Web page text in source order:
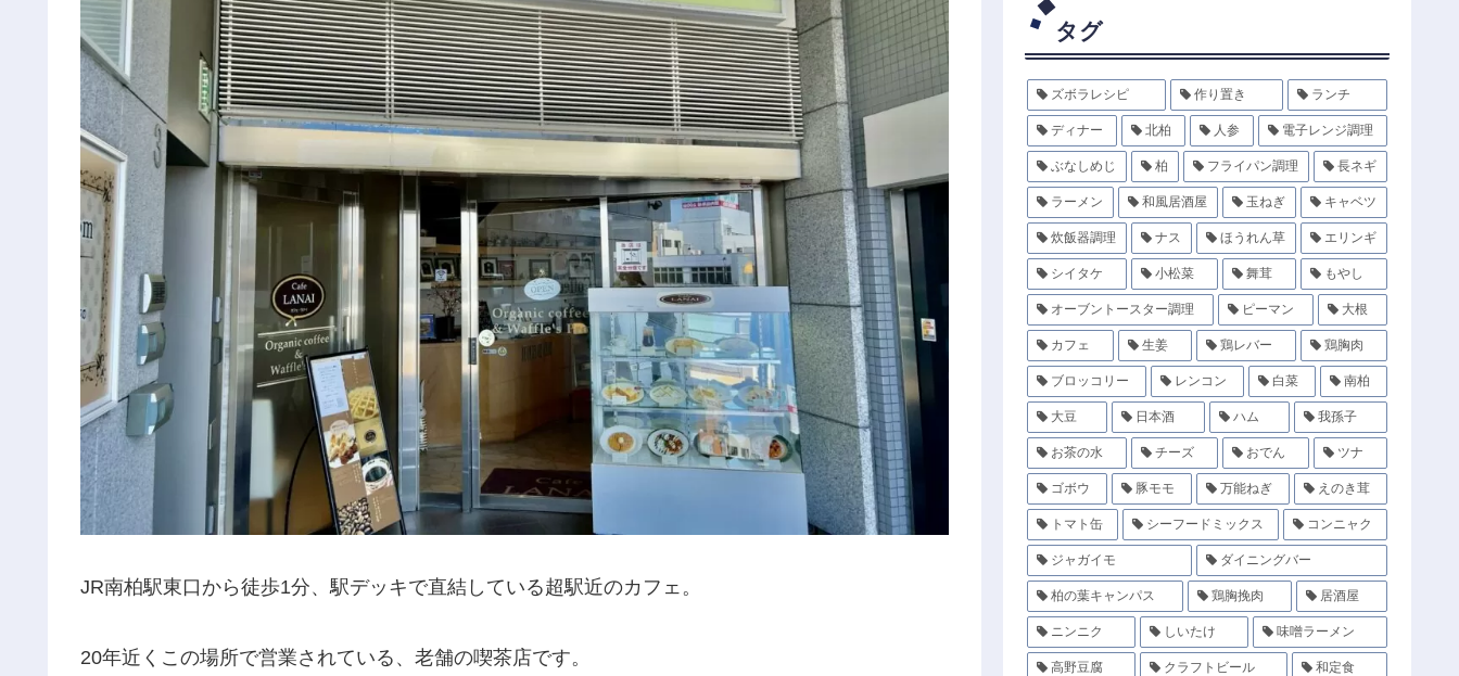
JR南柏駅東口から徒歩1分、駅デッキで直結している超駅近のカフェ。
20年近くこの場所で営業されている、老舗の喫茶店です。
タグ
ズボラレシピ 作り置き ランチ
ディナー 北柏 人参 電子レンジ調理
ぶなしめじ 柏 フライパン調理 長ネギ
ラーメン 和風居酒屋 玉ねぎ キャベツ
炊飯器調理 ナス ほうれん草 エリンギ
シイタケ 小松菜 舞茸 もやし
オーブントースター調理 ピーマン 大根
カフェ 生姜 鶏レバー 鶏胸肉
ブロッコリー レンコン 白菜 南柏
大豆 日本酒 ハム 我孫子
お茶の水 チーズ おでん ツナ
ゴボウ 豚モモ 万能ねぎ えのき茸
トマト缶 シーフードミックス コンニャク
ジャガイモ ダイニングバー
柏の葉キャンパス 鶏胸挽肉 居酒屋
ニンニク しいたけ 味噌ラーメン
高野豆腐 クラフトビール 和定食